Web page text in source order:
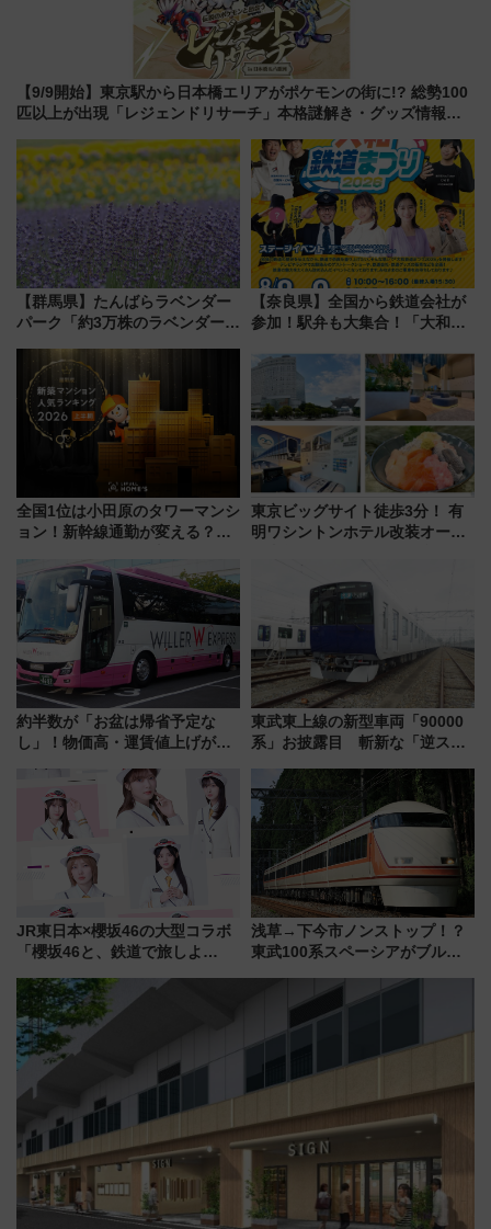
【9/9開始】東京駅から日本橋エリアがポケモンの街に!? 総勢100
匹以上が出現「レジェンドリサーチ」本格謎解き・グッズ情報ま
【群馬県】たんばらラベンダー
パーク「約3万株のラベンダー」
で都心から約1時間半で夏の絶景
を！
【奈良県】全国から鉄道会社が
参加！駅弁も大集合！「大和鉄
に開催決定
全国1位は小田原のタワーマンシ
ョン！新幹線通勤が変える？
【新築マンション人気ランキン
グ】
東京ビッグサイト徒歩3分！ 有
明ワシントンホテル改装オープ
ュッフェを現地レポ
約半数が「お盆は帰省予定な
し」！物価高・運賃値上げが財
りたいけど……【WILLER お盆
帰省動向調査】
東武東上線の新型車両「90000
系」お披露目 斬新な「逆スラ
放的な車内空間に注目、デビュ
ーは9月
JR東日本×櫻坂46の大型コラボ
「櫻坂46と、鉄道で旅しよ
潟・長野・庄内へ
浅草→下今市ノンストップ！？
東武100系スペーシアがブルー
ー当時の停車駅」を再現 運転
時刻や特急券の買い方を紹介